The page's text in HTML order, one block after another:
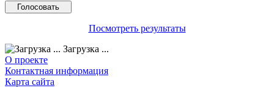
Посмотреть результаты
Загрузка ...
О проекте
Контактная информация
Карта сайта